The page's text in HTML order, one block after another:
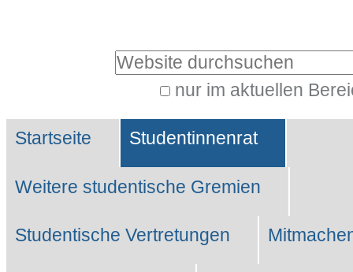
Website durchsuchen
nur im aktuellen
Suche…
Sektionen
Startseite Studentinnenrat
Weitere studentische Gremien
Studentische Vertretungen